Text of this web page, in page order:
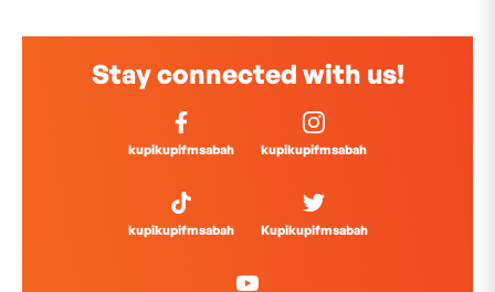
Stay connected with us!
kupikupifmsabah kupikupifmsabah
kupikupifmsabah Kupikupifmsabah